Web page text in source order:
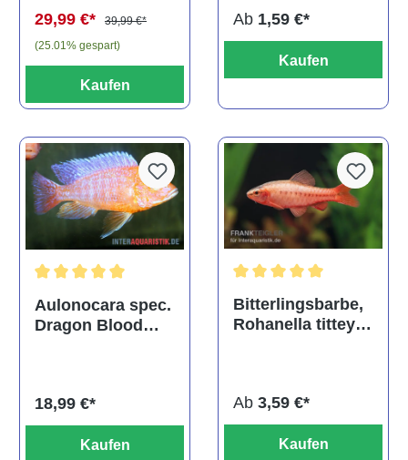
29,99 €*
39,99 €*
(25.01% gespart)
Kaufen
Ab 1,59 €*
Kaufen
Durchschnittliche Bewertung von 5 von 5 Sternen
Aulonocara spec.
Dragon Blood
18,99 €*
Kaufen
Bitterlingsbarbe,
Rohanella titteya,
Ab 3,59 €*
Kaufen